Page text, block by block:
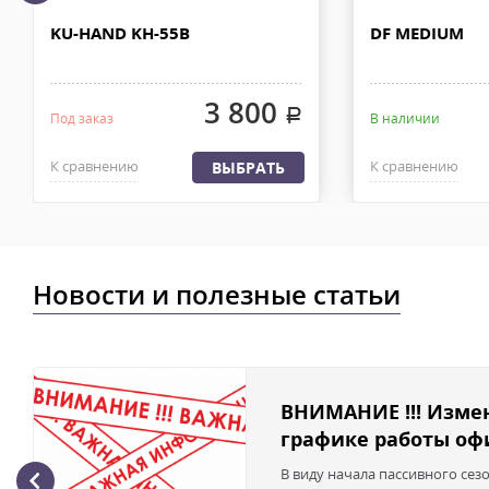
Отправку заказа курьерской службой EMS осуществляем из
KU-HAND KH-55B
Под заказ 3 800 .
К сравнению ВЫБРАТЬ
DF MEDIUM
В наличии
К сравнению
Новости и полезные статьи
ВНИМАНИЕ !!!
графике работы
В виду начала пассивного